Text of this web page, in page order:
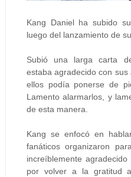
Kang Daniel ha subido
luego del lanzamiento de
Subió una larga carta
estaba agradecido con
ellos podía ponerse de
Lamento alarmarlos, y
de esta manera.
Kang se enfocó en
fanáticos organizaron
increíblemente
por volver a la gratitud